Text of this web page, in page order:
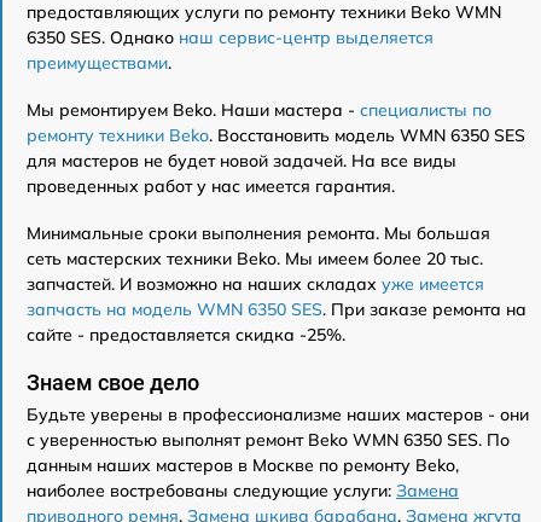
предоставляющих услуги по ремонту техники Beko WMN
6350 SES. Однако наш сервис-центр выделяется
преимуществами.
Мы ремонтируем Beko. Наши мастера - специалисты по
ремонту техники Beko. Восстановить модель WMN 6350 SES
для мастеров не будет новой задачей. На все виды
проведенных работ у нас имеется гарантия.
Минимальные сроки выполнения ремонта. Мы большая
сеть мастерских техники Beko. Мы имеем более 20 тыс.
запчастей. И возможно на наших складах уже имеется
запчасть на модель WMN 6350 SES. При заказе ремонта на
сайте - предоставляется скидка -25%.
Знаем свое дело
Будьте уверены в профессионализме наших мастеров - они
с уверенностью выполнят ремонт Beko WMN 6350 SES. По
данным наших мастеров в Москве по ремонту Beko,
наиболее востребованы следующие услуги: Замена
приводного ремня, Замена шкива барабана, Замена жгута